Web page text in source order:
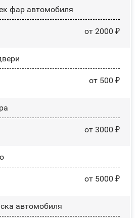
фар автомобиля
от 2000 ₽
от 500 ₽
от 3000 ₽
от 5000 ₽
автомобиля